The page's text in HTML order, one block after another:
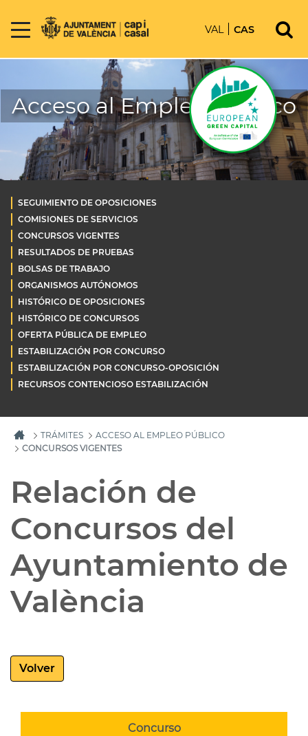
VAL CAS
Acceso al Empleo Público
SEGUIMIENTO DE OPOSICIONES
COMISIONES DE SERVICIOS
CONCURSOS VIGENTES
RESULTADOS DE PRUEBAS
BOLSAS DE TRABAJO
ORGANISMOS AUTÓNOMOS
HISTÓRICO DE OPOSICIONES
HISTÓRICO DE CONCURSOS
OFERTA PÚBLICA DE EMPLEO
ESTABILIZACIÓN POR CONCURSO
ESTABILIZACIÓN POR CONCURSO-OPOSICIÓN
RECURSOS CONTENCIOSO ESTABILIZACIÓN
TRÁMITES
ACCESO AL EMPLEO PÚBLICO
CONCURSOS VIGENTES
Relación de
Concursos del
Ayuntamiento de
València
Volver
Concurso